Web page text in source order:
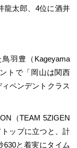
龍太郎、4位に酒井
羽豊（Kageyama
トで「岡山は関西
ペンデントクラス
（TEAM 5ZIGEN
ップに立つと、計
630と着実にタイム